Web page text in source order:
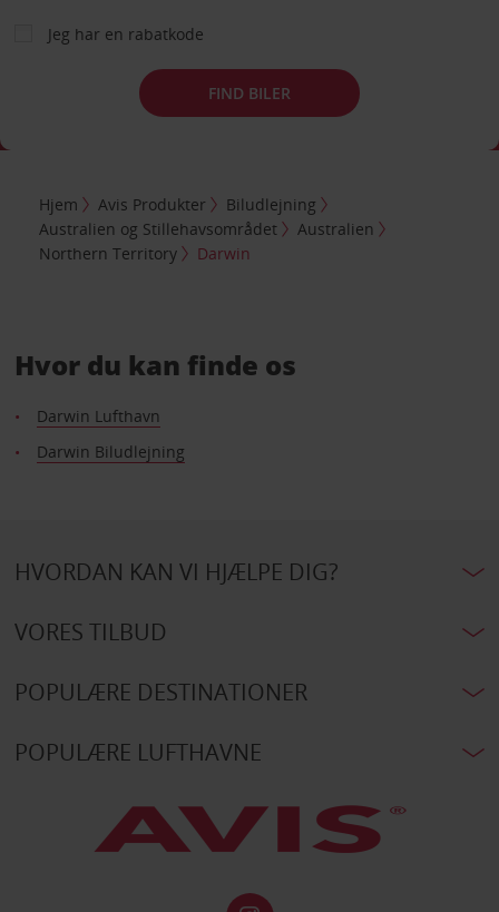
Jeg har en rabatkode
FIND BILER
Hjem Avis Produkter
Biludlejning
Australien og Stillehavsområdet
Australien
Northern Territory
Darwin
Hvor du kan finde os
Darwin Lufthavn
Darwin Biludlejning
HVORDAN KAN VI HJÆLPE DIG?
VORES TILBUD
POPULÆRE DESTINATIONER
POPULÆRE LUFTHAVNE